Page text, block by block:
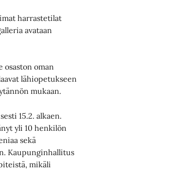
harrastetilat
avataan
osaston oman
lähiopetukseen
mukaan.
15.2. alkaen.
yli 10 henkilön
sekä
Kaupunginhallitus
mikäli